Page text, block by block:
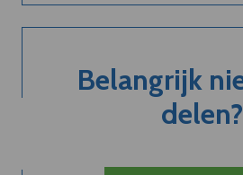
Belangrijk
delen?